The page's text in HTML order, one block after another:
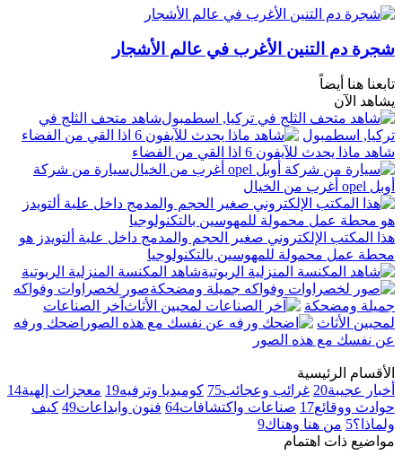
شجرة دم التنين الأغرب في عالم الأشجار
تابعنا هنا أيضاً
يشاهد الآن
شاهد متحف الثلج في
تركيا, اسطمبول
شاهد ماذا يحدث للآيفون 6 اذا القي من الفضاء
سيارة من شركة
أوبل opel أغرب من الخيال
هذا المكتب الإلكتروني صغير الحجم والمدمج داخل علبة ألتويدز هو
محطة عمل محمولة للمهوسين بالتكنولوجيا
شاهد المكنسة المنزلية الربوتية
صور لخصراوات وفواكه
جميلة ومضحكة
آخر الصناعات
لمحبين الأثاث
اضحك ورفه
عن نفسك مع هذه الصور
الأقسام الرئيسية
أخبار عجيبة20 غرائب وعجائب75 كوميديا وترفيه19 معجزات إلهية14
حوادث ووقائع17 صناعات واكتشافات64 فنون وابداعات49 كيف
ولماذا؟5 من هنا وهناك9
مواضيع ذات اهتمام